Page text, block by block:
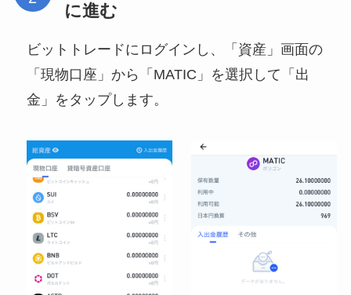
に進む
ビットトレードにログインし、「資産」画面の
「現物口座」から「MATIC」を選択して「出
金」をタップします。